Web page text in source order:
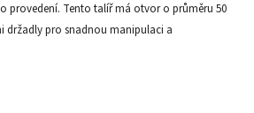
provedení. Tento talíř má otvor o průměru 50
držadly pro snadnou manipulaci a